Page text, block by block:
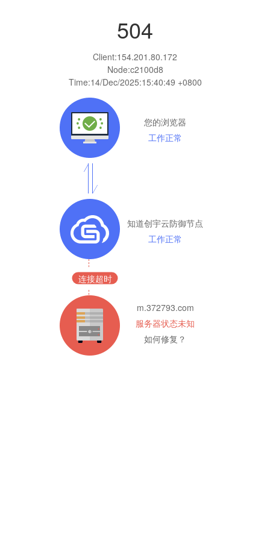
504
Client:154.201.80.172
Node:c2100d8
Time:14/Dec/2025:15:40:49 +0800
您的浏览器
工作正常
知道创宇云防御节点
工作正常
连接超时
m.372793.com
服务器状态未知
如何修复？